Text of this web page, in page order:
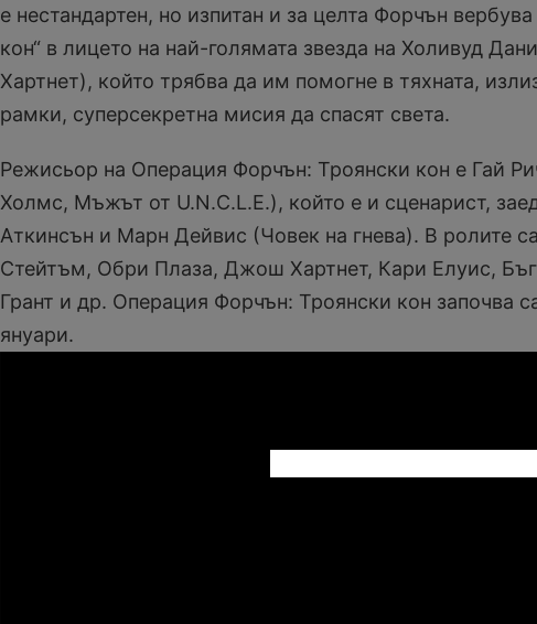
е нестандартен, но изпитан и за целта Форчън
кон“ в лицето на най-голямата звезда на Холивуд
Хартнет), който трябва да им помогне в тяхната,
рамки, суперсекретна мисия да спасят света.
Режисьор на Операция Форчън: Троянски кон е Гай
Холмс, Мъжът от U.N.C.L.E.), който е и сценарист,
Аткинсън и Марн Дейвис (Човек на гнева). В ролите
Стейтъм, Обри Плаза, Джош Хартнет, Кари Елуис,
Грант и др. Операция Форчън: Троянски кон започва
януари.